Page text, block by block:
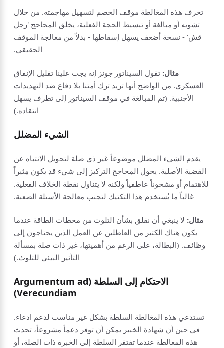
تحرف هذه المغالطة موقف الخصم لتسهيل مهاجمته. من خلال
تشويه أو مبالغة أو تبسيط الحجة الفعلية، يخلق المحاجج 'رجل
قش' - نسخة أضعف يسهل إسقاطها - بدلاً من معالجة الموقف
الحقيقي.
مثال: تقول السيناتور جونز إنه يجب علينا تقليل الإنفاق
العسكري. من الواضح أنها تريد ترك أمتنا بلا دفاع ضد التهديدات
الأجنبية. (تم المبالغة في موقف السيناتور إلى تطرف يسهل
انتقاده.)
الشيء المضلل
يقدم الشيء المضلل موضوعاً غير ذي صلة لتحويل الانتباه عن
القضية الأصلية. يحول المحاجج التركيز إلى شيء قد يكون مثيراً
للاهتمام أو مشحوناً عاطفياً ولكنه لا يتناول نقطة الخلاف الفعلية.
غالباً ما يُستخدم هذا التكتيك لتجنب معالجة الأسئلة الصعبة.
مثال: لا ينبغي أن نقلق بشأن التلوث من محطات الطاقة عندما
يكون هناك الكثير من العاطلين عن العمل الذين يحتاجون إلى
وظائف. (البطالة، على الرغم من أهميتها، غير ذات صلة بمسألة
التأثير البيئي للتلوث.)
الاحتكام إلى السلطة (Argumentum ad
Verecundiam)
تستدعي هذه المغالطة السلطة بشكل غير مناسب لدعم ادعاء.
في حين أن شهادة الخبير يمكن أن توفر دعماً مشروعاً، تحدث
هذه المغالطة عندما تفتقر السلطة إلى الخبرة ذات الصلة، أو